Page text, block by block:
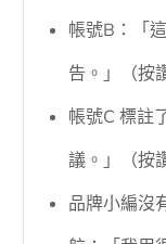
帳號B：「
告。」（按
帳號C 標註
議。」（按
品牌小編沒